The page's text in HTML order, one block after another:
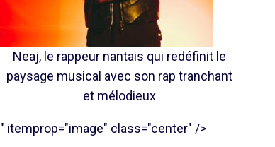
Neaj, le rappeur nantais qui redéfinit le
paysage musical avec son rap tranchant
et mélodieux
" itemprop="image" class="center" />